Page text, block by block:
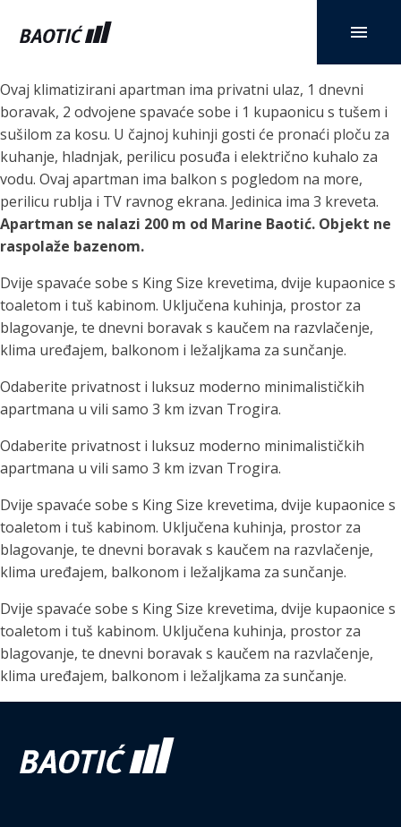
Ovaj klimatizirani apartman ima privatni ulaz, 1 dnevni
boravak, 2 odvojene spavaće sobe i 1 kupaonicu s tušem i
sušilom za kosu. U čajnoj kuhinji gosti će pronaći ploču za
kuhanje, hladnjak, perilicu posuđa i električno kuhalo za
vodu. Ovaj apartman ima balkon s pogledom na more,
perilicu rublja i TV ravnog ekrana. Jedinica ima 3 kreveta.
Apartman se nalazi 200 m od Marine Baotić. Objekt ne
raspolaže bazenom.
Dvije spavaće sobe s King Size krevetima, dvije kupaonice s
toaletom i tuš kabinom. Uključena kuhinja, prostor za
blagovanje, te dnevni boravak s kaučem na razvlačenje,
klima uređajem, balkonom i ležaljkama za sunčanje.
Odaberite privatnost i luksuz moderno minimalističkih
apartmana u vili samo 3 km izvan Trogira.
Odaberite privatnost i luksuz moderno minimalističkih
apartmana u vili samo 3 km izvan Trogira.
Dvije spavaće sobe s King Size krevetima, dvije kupaonice s
toaletom i tuš kabinom. Uključena kuhinja, prostor za
blagovanje, te dnevni boravak s kaučem na razvlačenje,
klima uređajem, balkonom i ležaljkama za sunčanje.
Dvije spavaće sobe s King Size krevetima, dvije kupaonice s
toaletom i tuš kabinom. Uključena kuhinja, prostor za
blagovanje, te dnevni boravak s kaučem na razvlačenje,
klima uređajem, balkonom i ležaljkama za sunčanje.